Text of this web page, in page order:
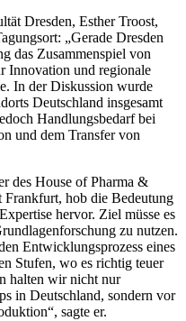
Dresden, Esther Troost,
„Gerade Dresden
das Zusammenspiel von
Innovation und regionale
In der Diskussion wurde
Deutschland insgesamt
Handlungsbedarf bei
und dem Transfer von
des House of Pharma &
Frankfurt, hob die Bedeutung
hervor. Ziel müsse es
zu nutzen.
Entwicklungsprozess eines
Stufen, wo es richtig teuer
halten wir nicht nur
in Deutschland, sondern vor
sagte er.